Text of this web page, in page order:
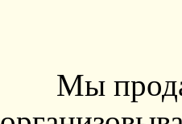
Мы